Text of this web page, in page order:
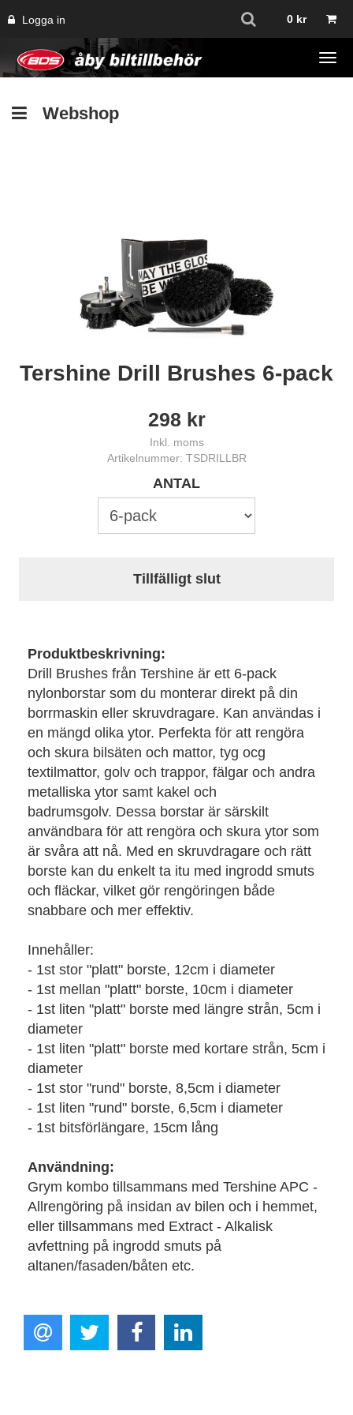
Logga in 0 kr
Webshop
Tershine Drill Brushes 6-pack
298 kr
Inkl. moms
Artikelnummer: TSDRILLBR
ANTAL
Tillfälligt slut
Produktbeskrivning:
Drill Brushes från Tershine är ett 6-pack
nylonborstar som du monterar direkt på din
borrmaskin eller skruvdragare. Kan användas i
en mängd olika ytor. Perfekta för att rengöra
och skura bilsäten och mattor, tyg ocg
textilmattor, golv och trappor, fälgar och andra
metalliska ytor samt kakel och
badrumsgolv. Dessa borstar är särskilt
användbara för att rengöra och skura ytor som
är svåra att nå. Med en skruvdragare och rätt
borste kan du enkelt ta itu med ingrodd smuts
och fläckar, vilket gör rengöringen både
snabbare och mer effektiv.
Innehåller:
- 1st stor "platt" borste, 12cm i diameter
- 1st mellan "platt" borste, 10cm i diameter
- 1st liten "platt" borste med längre strån, 5cm i
diameter
- 1st liten "platt" borste med kortare strån, 5cm i
diameter
- 1st stor "rund" borste, 8,5cm i diameter
- 1st liten "rund" borste, 6,5cm i diameter
- 1st bitsförlängare, 15cm lång
Användning:
Grym kombo tillsammans med Tershine APC -
Allrengöring på insidan av bilen och i hemmet,
eller tillsammans med Extract - Alkalisk
avfettning på ingrodd smuts på
altanen/fasaden/båten etc.